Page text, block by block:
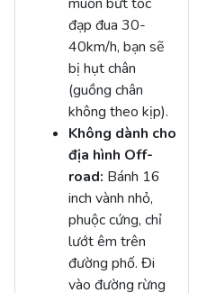
đạp đua 30-
40km/h, bạn sẽ
bị hụt chân
(guồng chân
không theo kịp).
Không dành cho
địa hình Off-
road: Bánh 16
inch vành nhỏ,
phuộc cứng, chỉ
lướt êm trên
đường phố. Đi
vào đường rừng